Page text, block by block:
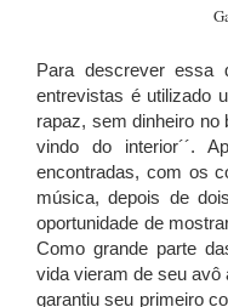
G
Para descrever essa
entrevistas é utilizado
rapaz, sem dinheiro no
vindo do interior´´.
encontradas, com os
música, depois de
oportunidade de
Como grande parte
vida vieram de seu avô
garantiu seu primeiro